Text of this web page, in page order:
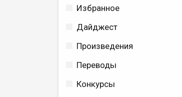
Избранное
Дайджест
Произведения
Переводы
Конкурсы